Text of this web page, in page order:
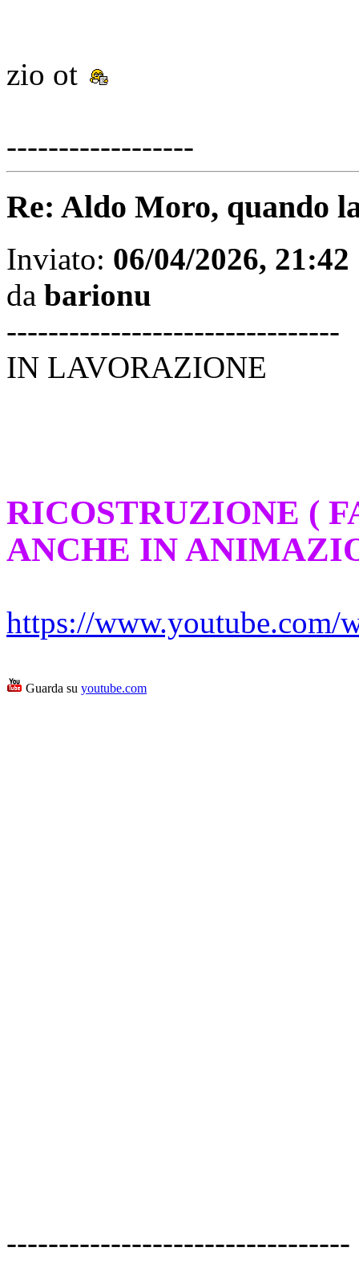
zio ot
------------------
Re: Aldo Moro, quando
Inviato: 06/04/2026, 21:42
da barionu
--------------------------------
IN LAVORAZIONE
RICOSTRUZIONE (
ANCHE IN
https://
Guarda su youtube.com
---------------------------------